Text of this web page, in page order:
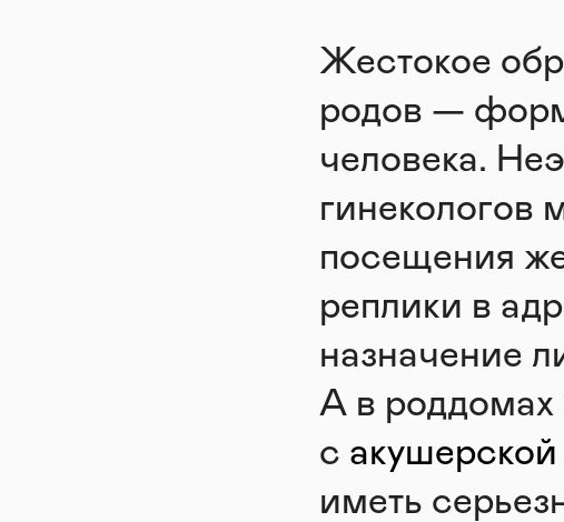
Жестокое
родов —
человека.
гинекологов
посещения
реплики в
назначение
А в
с
иметь